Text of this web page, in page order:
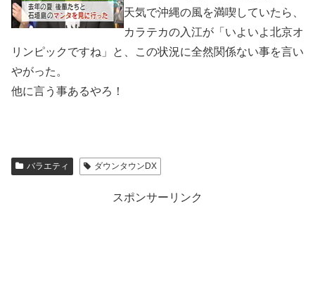
天気で沖縄の風を満喫していたら、
カラテカの入江が「いよいよ北京オ
リンピックですね」と、この状況に全然関係ない事を言い
やがった。
他に言う事あるやろ！
バラエティ ダウンタウンDX
スポンサーリンク